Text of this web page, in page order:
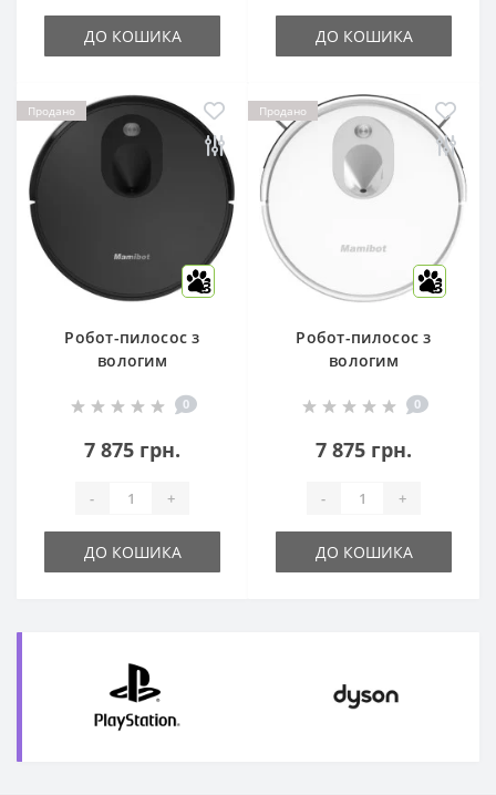
ДО КОШИКА ДО КОШИКА
Продано
3
Робот-пилосос з
вологим
Mamibot EXVAC680S
0
7 875 грн.
- +
ДО КОШИКА
Продано
3
Робот-пилосос з
вологим
Mamibot EXVAC680S
0
7 875 грн.
- +
ДО КОШИКА